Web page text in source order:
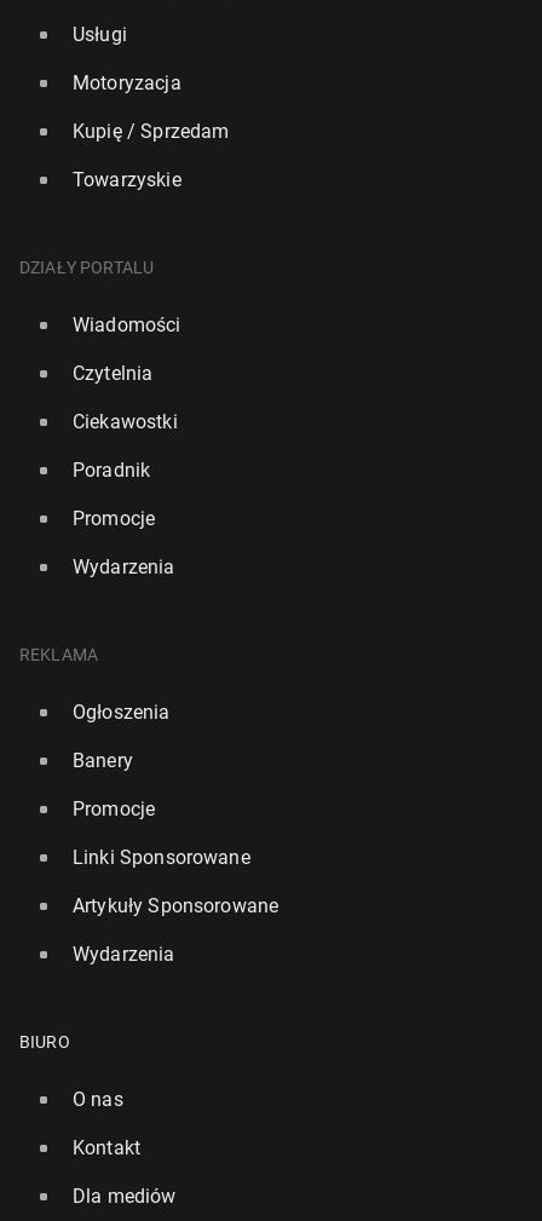
Usługi
Motoryzacja
Kupię / Sprzedam
Towarzyskie
DZIAŁY PORTALU
Wiadomości
Czytelnia
Ciekawostki
Poradnik
Promocje
Wydarzenia
REKLAMA
Ogłoszenia
Banery
Promocje
Linki Sponsorowane
Artykuły Sponsorowane
Wydarzenia
BIURO
O nas
Kontakt
Dla mediów